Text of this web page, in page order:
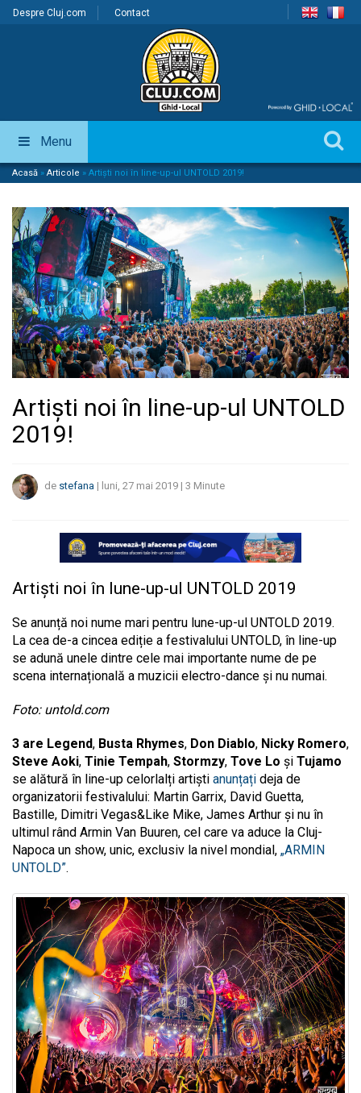
Despre Cluj.com Contact
Menu
Acasă » Articole » Artiști noi în line-up-ul UNTOLD 2019!
Artiști noi în line-up-ul UNTOLD
2019!
de stefana | luni, 27 mai 2019 | 3 Minute
Artiști noi în lune-up-ul UNTOLD 2019
Se anunță noi nume mari pentru lune-up-ul UNTOLD 2019.
La cea de-a cincea ediție a festivalului UNTOLD, în line-up
se adună unele dintre cele mai importante nume de pe
scena internațională a muzicii electro-dance și nu numai.
Foto: untold.com
3 are Legend, Busta Rhymes, Don Diablo, Nicky Romero,
Steve Aoki, Tinie Tempah, Stormzy, Tove Lo și Tujamo
se alătură în line-up celorlalți artiști anunțați deja de
organizatorii festivalului: Martin Garrix, David Guetta,
Bastille, Dimitri Vegas&Like Mike, James Arthur și nu în
ultimul rând Armin Van Buuren, cel care va aduce la Cluj-
Napoca un show, unic, exclusiv la nivel mondial, „ARMIN
UNTOLD”.